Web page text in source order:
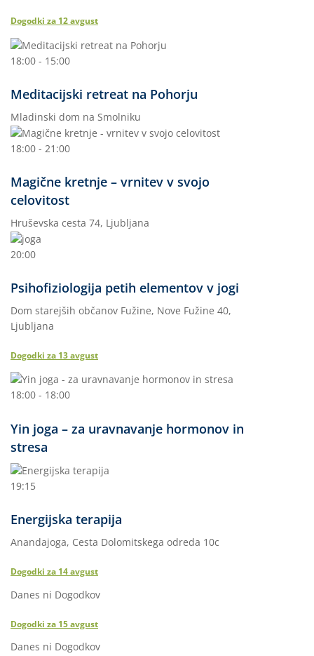
Dogodki za 12avgust
18:00 - 15:00
Meditacijski retreat na Pohorju
Mladinski dom na Smolniku
18:00 - 21:00
Magične kretnje – vrnitev v svojo
celovitost
Hruševska cesta 74, Ljubljana
20:00
Psihofiziologija petih elementov v jogi
Dom starejših občanov Fužine, Nove Fužine 40,
Ljubljana
Dogodki za 13avgust
18:00 - 18:00
Yin joga – za uravnavanje hormonov in
stresa
19:15
Energijska terapija
Anandajoga, Cesta Dolomitskega odreda 10c
Dogodki za 14avgust
Danes ni Dogodkov
Dogodki za 15avgust
Danes ni Dogodkov